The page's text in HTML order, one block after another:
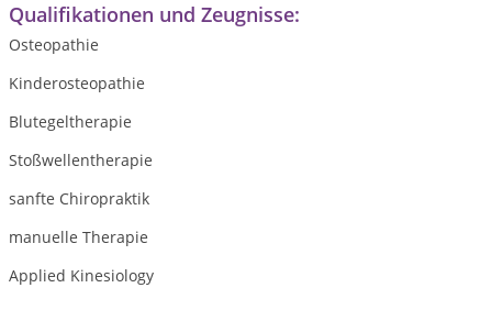
Qualifikationen und Zeugnisse:
Osteopathie
Kinderosteopathie
Blutegeltherapie
Stoßwellentherapie
sanfte Chiropraktik
manuelle Therapie
Applied Kinesiology